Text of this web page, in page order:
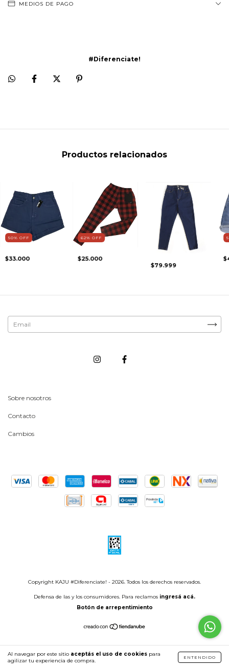
Al navegar por este sitio aceptás el uso de cookies para
agilizar tu experiencia de compra.
ENTENDIDO
MEDIOS DE PAGO
#Diferenciate!
Productos relacionados
50% OFF
$33.000
62%OFF
$25.000
$79.999
Sobre nosotros
Contacto
Cambios
Copyright KAJU #Diferenciate! - 2026. Todos los derechos reservados.
Defensa de las y los consumidores. Para reclamos ingresá acá.
Botón de arrepentimiento